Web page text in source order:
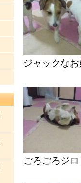
ジャックな
ごろごろジ